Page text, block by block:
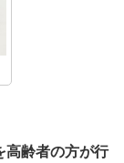
高齢者の方が行